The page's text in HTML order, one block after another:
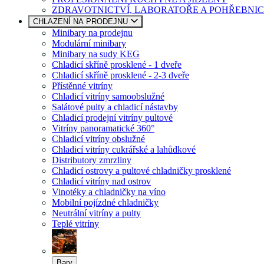
ZDRAVOTNICTVÍ, LABORATOŘE A
CHLAZENÍ NA PRODEJNU
Minibary na prodejnu
Modulární minibary
Minibary na sudy KEG
Chladicí skříně prosklené - 1 dveře
Chladicí skříně prosklené - 2-3 dveře
Přístěnné vitríny
Chladicí vitríny samoobslužné
Salátové pulty a chladicí nástavby
Chladicí prodejní vitríny pultové
Vitríny panoramatické 360°
Chladicí vitríny obslužné
Chladicí vitríny cukrářské a lahůdkové
Distributory zmrzliny
Chladicí ostrovy a pultové chladničky prosklené
Chladicí vitríny nad ostrov
Vinotéky a chladničky na víno
Mobilní pojízdné chladničky
Neutrální vitríny a pulty
Teplé vitríny